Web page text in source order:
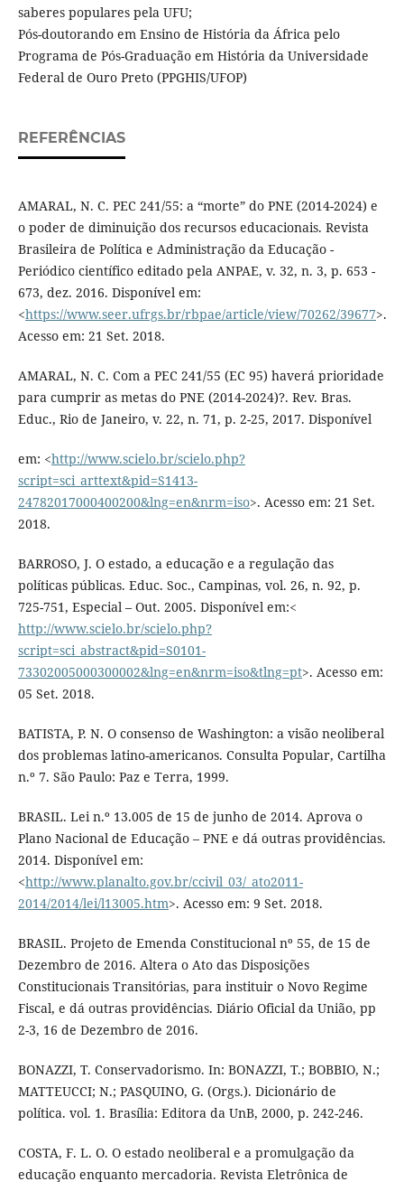
saberes populares pela UFU;
Pós-doutorando em Ensino de História da África pelo
Programa de Pós-Graduação em História da Universidade
Federal de Ouro Preto (PPGHIS/UFOP)
REFERÊNCIAS
AMARAL, N. C. PEC 241/55: a “morte” do PNE (2014-2024) e
o poder de diminuição dos recursos educacionais. Revista
Brasileira de Política e Administração da Educação -
Periódico científico editado pela ANPAE, v. 32, n. 3, p. 653 -
673, dez. 2016. Disponível em:
<https://www.seer.ufrgs.br/rbpae/article/view/70262/39677>.
Acesso em: 21 Set. 2018.
AMARAL, N. C. Com a PEC 241/55 (EC 95) haverá prioridade
para cumprir as metas do PNE (2014-2024)?. Rev. Bras.
Educ., Rio de Janeiro, v. 22, n. 71, p. 2-25, 2017. Disponível
em: <http://www.scielo.br/scielo.php?
script=sci_arttext&pid=S1413-
24782017000400200&lng=en&nrm=iso>. Acesso em: 21 Set.
2018.
BARROSO, J. O estado, a educação e a regulação das
políticas públicas. Educ. Soc., Campinas, vol. 26, n. 92, p.
725-751, Especial – Out. 2005. Disponível em:<
http://www.scielo.br/scielo.php?
script=sci_abstract&pid=S0101-
73302005000300002&lng=en&nrm=iso&tlng=pt>. Acesso em:
05 Set. 2018.
BATISTA, P. N. O consenso de Washington: a visão neoliberal
dos problemas latino-americanos. Consulta Popular, Cartilha
n.º 7. São Paulo: Paz e Terra, 1999.
BRASIL. Lei n.º 13.005 de 15 de junho de 2014. Aprova o
Plano Nacional de Educação – PNE e dá outras providências.
2014. Disponível em:
<http://www.planalto.gov.br/ccivil_03/_ato2011-
2014/2014/lei/l13005.htm>. Acesso em: 9 Set. 2018.
BRASIL. Projeto de Emenda Constitucional nº 55, de 15 de
Dezembro de 2016. Altera o Ato das Disposições
Constitucionais Transitórias, para instituir o Novo Regime
Fiscal, e dá outras providências. Diário Oficial da União, pp
2-3, 16 de Dezembro de 2016.
BONAZZI, T. Conservadorismo. In: BONAZZI, T.; BOBBIO, N.;
MATTEUCCI; N.; PASQUINO, G. (Orgs.). Dicionário de
política. vol. 1. Brasília: Editora da UnB, 2000, p. 242-246.
COSTA, F. L. O. O estado neoliberal e a promulgação da
educação enquanto mercadoria. Revista Eletrônica de